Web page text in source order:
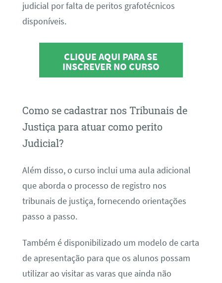
judicial por falta de peritos grafotécnicos
disponíveis.
CLIQUE AQUI PARA SE
INSCREVER NO CURSO
Como se cadastrar nos Tribunais de
Justiça para atuar como perito
Judicial?
Além disso, o curso inclui uma aula adicional
que aborda o processo de registro nos
tribunais de justiça, fornecendo orientações
passo a passo.
Também é disponibilizado um modelo de carta
de apresentação para que os alunos possam
utilizar ao visitar as varas que ainda não